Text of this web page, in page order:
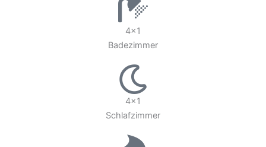
4x1
Badezimmer
4x1
Schlafzimmer